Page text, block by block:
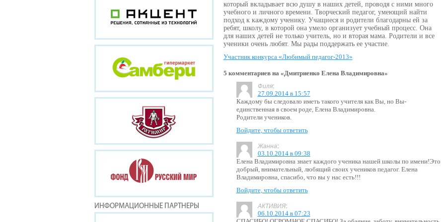
ИНФОРМАЦИОННЫЕ ПАРТНЕРЫ
который вкладывает всю душу в наших детей, проводя с ними много
учебного и личного времени. Творческий педагог, умеющий найти
подход к каждому ученику. Учащиеся и родители благодарны ей за
ребят, школу, в которой она умело организует учебный процесс. Она
для наших детей не только учитель, но и вторая мама. Родители и все
ученики очень любят. Мы рады поддержать ее участие.
Участник конкурса «Любимый педагог-2013»
5 комментариев на «Дмитриенко Елена Владимировна»
Филя:
27.09.2014 в 15:57
Каждому бы следовало иметь такого учителя как Вы, но Вы-
единственная в своем роде, Елена Владимировна.
Родители учеников.
Войдите, чтобы ответить
Жанна:
03.10.2014 в 09:38
Елена Владимировна знает каждого ученика нашей школы по имени!Это
добрый, внимательный, любящий своих учеников педагог. Елена
Владимировна, спасибо, что вы у нас есть!!!
Войдите, чтобы ответить
АКТИВИЯ:
06.10.2014 в 07:23